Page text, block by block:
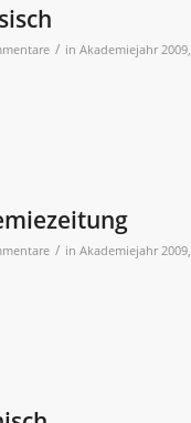
/ in Akademiejahr 2009,
/ in Akademiejahr 2009,